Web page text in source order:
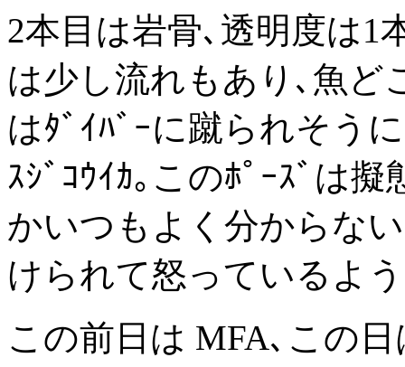
2本目は岩骨､透明度は1
は少し流れもあり､魚ど
はﾀﾞｲﾊﾞｰに蹴られそう
ｽｼﾞｺｳｲｶ｡このﾎﾟｰｽﾞは
かいつもよく分からな
けられて怒っているよ
この前日は MFA､この日